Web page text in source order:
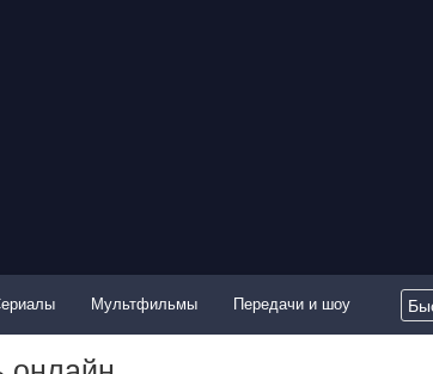
Мультфильмы Передачи и шоу